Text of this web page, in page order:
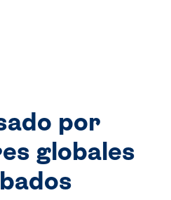
por
globales